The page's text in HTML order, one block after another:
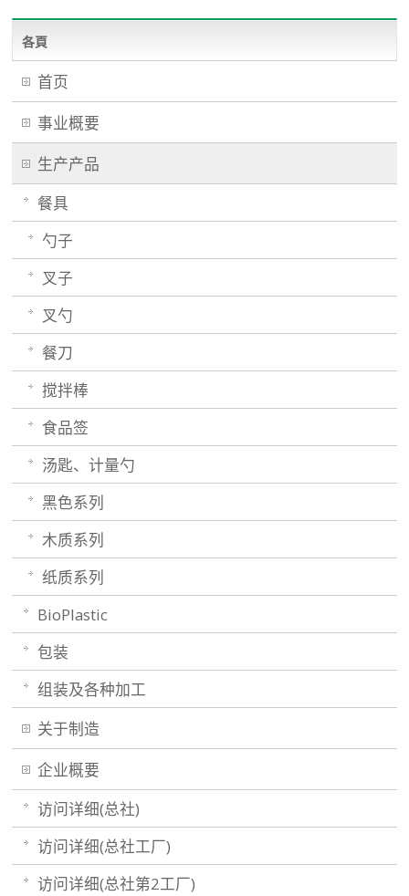
各頁
首页
事业概要
生产产品
餐具
勺子
叉子
叉勺
餐刀
搅拌棒
食品签
汤匙、计量勺
黑色系列
木质系列
纸质系列
BioPlastic
包装
组装及各种加工
关于制造
企业概要
访问详细(总社)
访问详细(总社工厂)
访问详细(总社第2工厂)